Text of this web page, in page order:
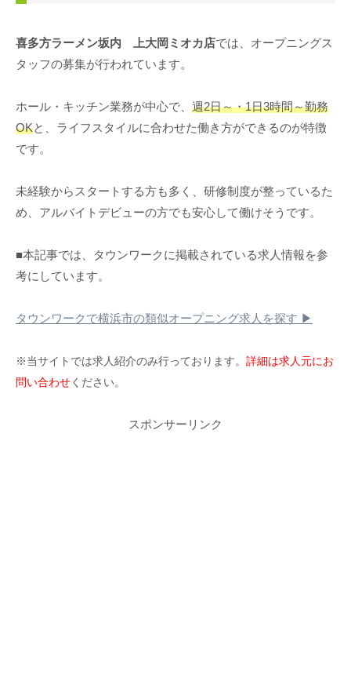
喜多方ラーメン坂内 上大岡ミオカ店では、オープニングス
タッフの募集が行われています。
ホール・キッチン業務が中心で、 週2日～・1日3時間～勤務
OKと、ライフスタイルに合わせた働き方ができるのが特徴
です。
未経験からスタートする方も多く、研修制度が整っているた
め、アルバイトデビューの方でも安心して働けそうです。
■本記事では、タウンワークに掲載されている求人情報を参
考にしています。
タウンワークで横浜市の類似オープニング求人を探す ▶
※当サイトでは求人紹介のみ行っております。 詳細は求人元にお
問い合わせください。
スポンサーリンク